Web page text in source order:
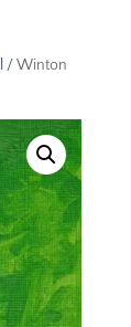
/ Winton